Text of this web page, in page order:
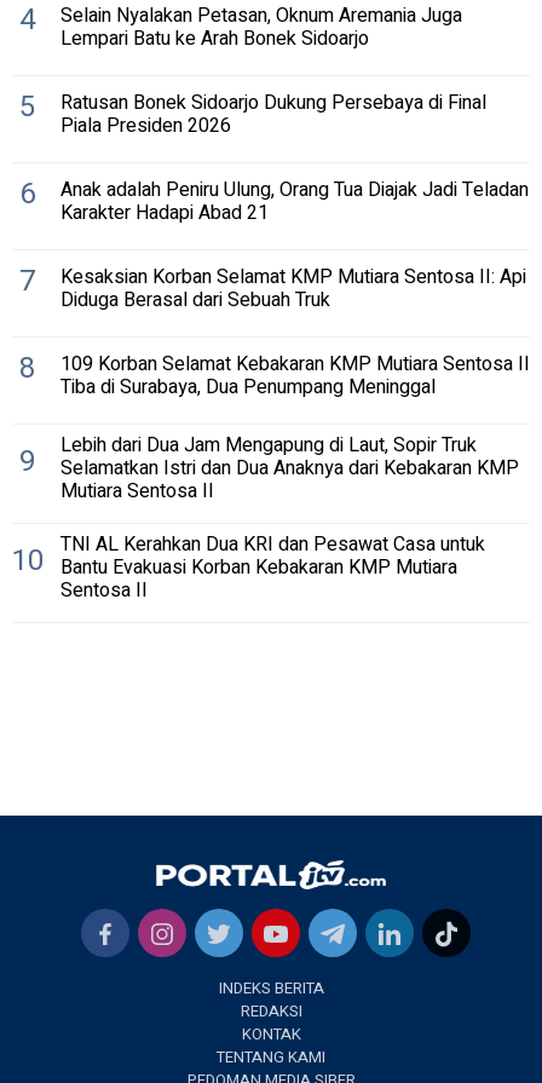
4 Selain Nyalakan Petasan, Oknum Aremania Juga
Lempari Batu ke Arah Bonek Sidoarjo
5 Ratusan Bonek Sidoarjo Dukung Persebaya di Final
Piala Presiden 2026
6 Anak adalah Peniru Ulung, Orang Tua Diajak Jadi Teladan
Karakter Hadapi Abad 21
7 Kesaksian Korban Selamat KMP Mutiara Sentosa II: Api
Diduga Berasal dari Sebuah Truk
8 109 Korban Selamat Kebakaran KMP Mutiara Sentosa II
Tiba di Surabaya, Dua Penumpang Meninggal
9 Lebih dari Dua Jam Mengapung di Laut, Sopir Truk
Selamatkan Istri dan Dua Anaknya dari Kebakaran KMP
Mutiara Sentosa II
10 TNI AL Kerahkan Dua KRI dan Pesawat Casa untuk
Bantu Evakuasi Korban Kebakaran KMP Mutiara
Sentosa II
INDEKS BERITA
REDAKSI
KONTAK
TENTANG KAMI